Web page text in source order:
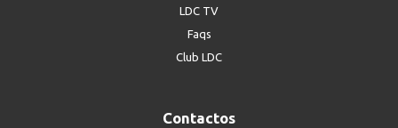
LDC TV
Faqs
Club LDC
Contactos